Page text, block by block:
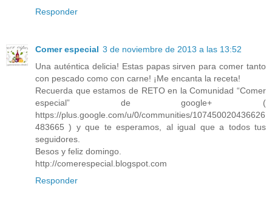
Responder
Comer especial 3 de noviembre de 2013 a las 13:52
Una auténtica delicia! Estas papas sirven para comer tanto
con pescado como con carne! ¡Me encanta la receta!
Recuerda que estamos de RETO en la Comunidad “Comer
especial” de google+ (
https://plus.google.com/u/0/communities/107450020436626
483665 ) y que te esperamos, al igual que a todos tus
seguidores.
Besos y feliz domingo.
http://comerespecial.blogspot.com
Responder